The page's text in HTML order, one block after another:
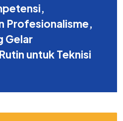
Profesionalisme,
Gelar
untuk Teknisi